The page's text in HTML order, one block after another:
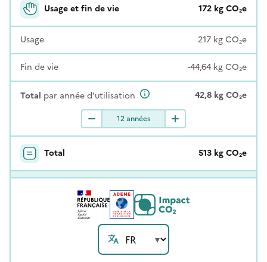
Usage et fin de vie 172 kgCO₂e
Usage 217 kgCO₂e
Fin de vie -44,64 kgCO₂e
Total par année d'utilisation 42,8 kgCO₂e
12années
Total 513 kgCO₂e